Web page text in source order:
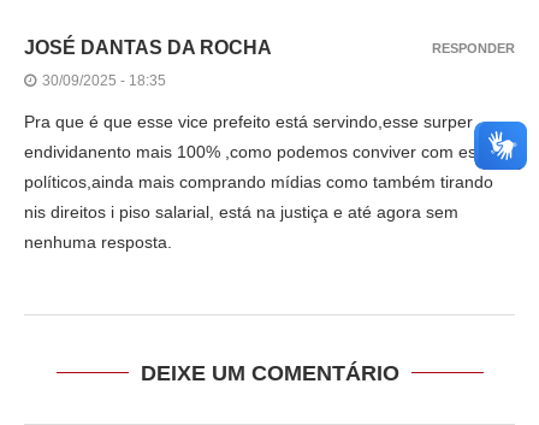
JOSÉ DANTAS DA ROCHA
30/09/2025 - 18:35
Pra que é que esse vice prefeito está servindo,esse surper
endividanento mais 100% ,como podemos conviver com esses
políticos,ainda mais comprando mídias como também tirando
nis direitos i piso salarial, está na justiça e até agora sem
nenhuma resposta.
RESPONDER
DEIXE UM COMENTÁRIO